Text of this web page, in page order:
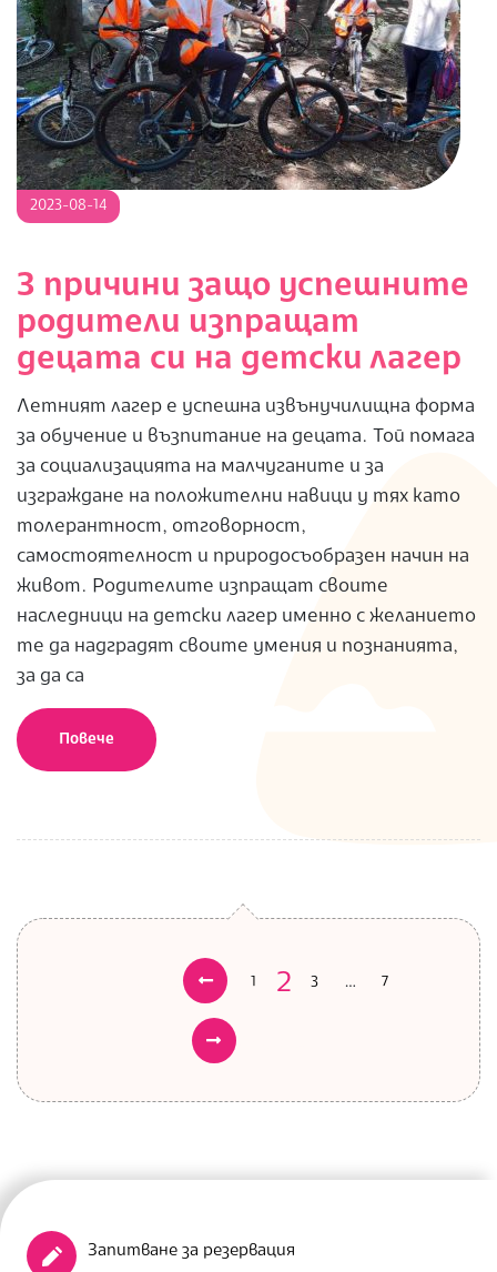
2023-
2023-08-14
3 причини защо успешните
родители изпращат
децата си на детски лагер
Летният лагер е успешна извънучилищна форма
за обучение и възпитание на децата. Той помага
за социализацията на малчуганите и за
изграждане на положителни навици у тях като
толерантност, отговорност,
самостоятелност и природосъобразен начин на
живот. Родителите изпращат своите
наследници на детски лагер именно с желанието
те да надградят своите умения и познанията,
за да са
Повече
Разделяне
на
на
страници
1 2 3 … 7
Следващи
Запитване за резервация